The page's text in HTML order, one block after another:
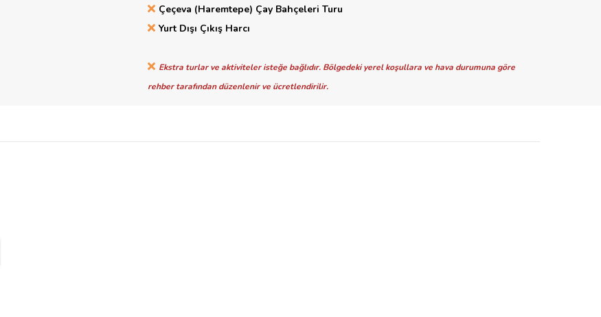
Çeçeva (Haremtepe) Çay Bahçeleri Turu
Yurt Dışı Çıkış Harcı
Ekstra turlar ve aktiviteleristeğe bağlıdır. Bölgedeki yerel koşullara ve hava durumuna göre
rehber tarafından düzenlenir ve ücretlendirilir.